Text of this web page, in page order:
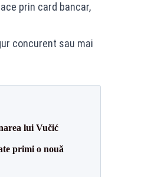
prin card bancar,
concurent sau mai
lui Vučić
primi o nouă